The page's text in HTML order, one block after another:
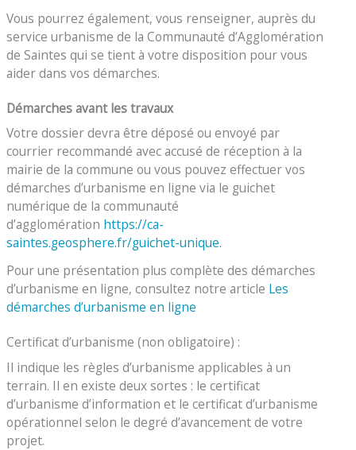
Vous pourrez également, vous renseigner, auprès du
service urbanisme de la Communauté d’Agglomération
de Saintes qui se tient à votre disposition pour vous
aider dans vos démarches.
Démarches avant les travaux
Votre dossier devra être déposé ou envoyé par
courrier recommandé avec accusé de réception à la
mairie de la commune ou vous pouvez effectuer vos
démarches d’urbanisme en ligne via le guichet
numérique de la communauté
d’agglomération https://ca-
saintes.geosphere.fr/guichet-unique.
Pour une présentation plus complète des démarches
d’urbanisme en ligne, consultez notre article Les
démarches d’urbanisme en ligne
Certificat d’urbanisme (non obligatoire) :
Il indique les règles d’urbanisme applicables à un
terrain. Il en existe deux sortes : le certificat
d’urbanisme d’information et le certificat d’urbanisme
opérationnel selon le degré d’avancement de votre
projet.